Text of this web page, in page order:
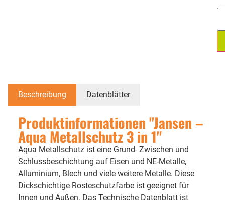
Beschreibung Datenblätter
Produktinformationen "Jansen –
Aqua Metallschutz 3 in 1"
Aqua Metallschutz ist eine Grund- Zwischen und
Schlussbeschichtung auf Eisen und NE-Metalle,
Alluminium, Blech und viele weitere Metalle. Diese
Dickschichtige Rosteschutzfarbe ist geeignet für
Innen und Außen. Das Technische Datenblatt ist